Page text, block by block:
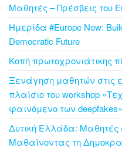
Μαθητές – Πρέσβεις του
Ημερίδα #Europe Now:
Democratic Future
Κοπή πρωτοχρονιάτικης
Ξενάγηση μαθητών στις
πλαίσιο του workshop
φαινόμενο των deepfakes»
Δυτική Ελλάδα: Μαθητές
Μαθαίνοντας τη